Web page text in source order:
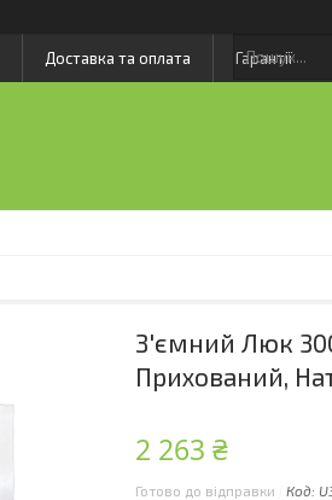
Доставка та оплата Гарантії
З'ємний Люк
Прихований,
2 263 ₴
Готово до відправки Код: